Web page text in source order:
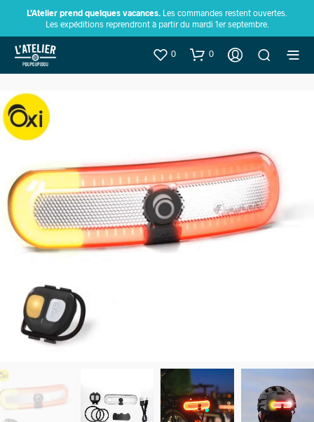
L’Atelier prend quelques vacances. Les commandes restent ouvertes.
Les expéditions reprendront à partir du mardi 1er septembre.
0 0